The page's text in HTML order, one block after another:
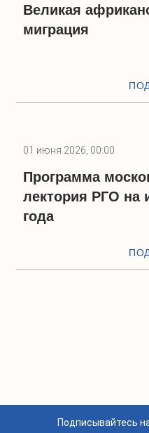
Великая
миграция
01 июня 2026, 00:00
Программа
лектория РГО на
года
Подписывайтесь